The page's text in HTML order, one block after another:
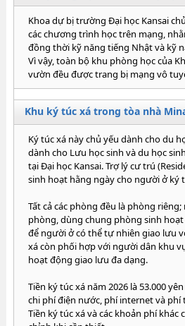
Khoa dự bị trường Đại học Kansai
các chương trình học trên mạng,
đồng thời kỹ năng tiếng Nhật và kỹ
Vì vậy, toàn bộ khu phòng học của
vườn đều được trang bị mạng vô
Khu ký túc xá trong tòa nhà
Ký túc xá này chủ yếu dành cho du
dành cho Lưu học sinh và du học
tại Đại học Kansai. Trợ lý cư trú
sinh hoạt hằng ngày cho người ở ký
Tất cả các phòng đều là phòng
phòng, dùng chung phòng sinh
để người ở có thể tự nhiên giao lưu
xá còn phối hợp với người dân khu
hoạt động giao lưu đa dạng.
Tiền ký túc xá năm 2026 là 53.000
chi phí điện nước, phí internet và phí
Tiền ký túc xá và các khoản phí khác